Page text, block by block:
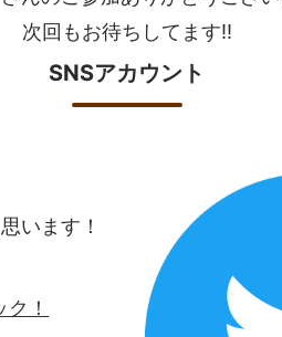
次回もお待ちしてます!!
SNSアカウント
います！
！